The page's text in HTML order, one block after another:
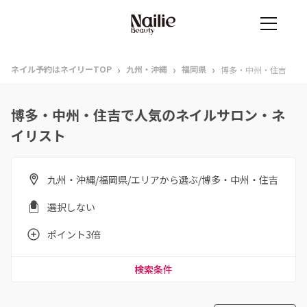
ネイル予約はネイリーTOP › 九州・沖縄 › 福岡県 › 博多・中州・住吉
博多・中州・住吉で人気のネイルサロン・ネ
イリスト
九州・沖縄/福岡県/エリアから選ぶ/博多・中州・住吉
選択しない
ポイント3倍
検索条件